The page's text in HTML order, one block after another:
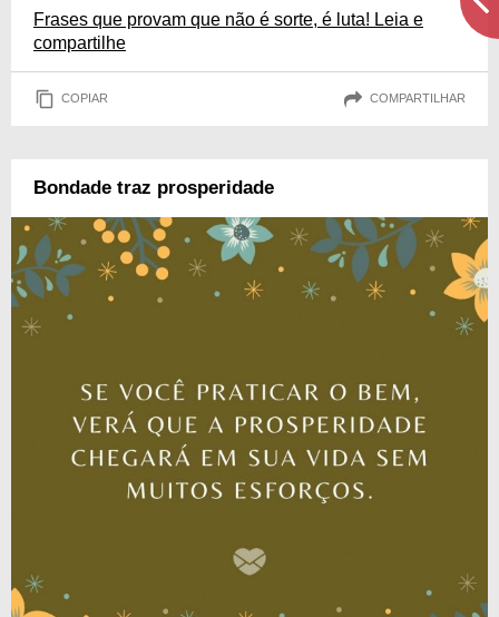
Frases que provam que não é sorte, é luta! Leia e
compartilhe
COPIAR COMPARTILHAR
Bondade traz prosperidade